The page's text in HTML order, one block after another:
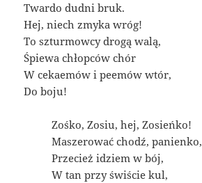
Twardo dudni bruk.
Hej, niech zmyka wróg!
To szturmowcy drogą walą,
Śpiewa chłopców chór
W cekaemów i peemów wtór,
Do boju!
Zośko, Zosiu, hej, Zosieńko!
Maszerować chodź, panienko,
Przecież idziem w bój,
W tan przy świście kul,